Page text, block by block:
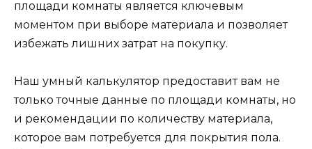
площади комнаты является ключевым
моментом при выборе материала и позволяет
избежать лишних затрат на покупку.
Наш умный калькулятор предоставит вам не
только точные данные по площади комнаты, но
и рекомендации по количеству материала,
которое вам потребуется для покрытия пола.